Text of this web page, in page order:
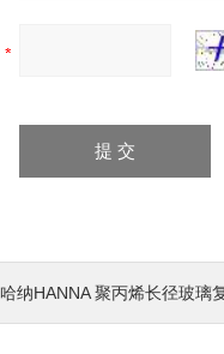
HANNA 聚丙烯长径玻璃复合酸度